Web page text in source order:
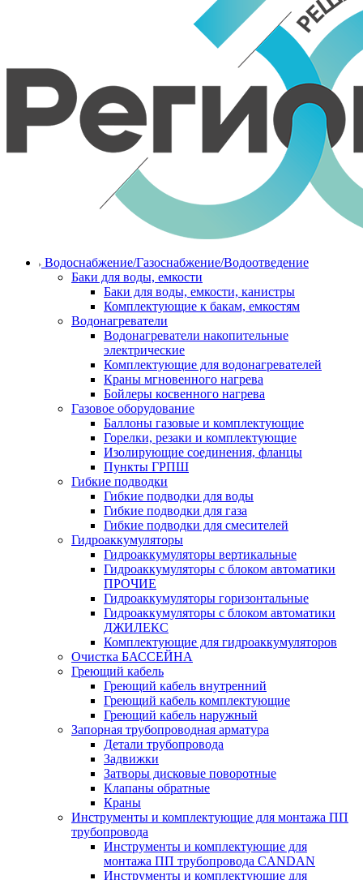
Водоснабжение/Газоснабжение/Водоотведение
Баки для воды, емкости
Баки для воды, емкости, канистры
Комплектующие к бакам, емкостям
Водонагреватели
Водонагреватели накопительные
электрические
Комплектующие для водонагревателей
Краны мгновенного нагрева
Бойлеры косвенного нагрева
Газовое оборудование
Баллоны газовые и комплектующие
Горелки, резаки и комплектующие
Изолирующие соединения, фланцы
Пункты ГРПШ
Гибкие подводки
Гибкие подводки для воды
Гибкие подводки для газа
Гибкие подводки для смесителей
Гидроаккумуляторы
Гидроаккумуляторы вертикальные
Гидроаккумуляторы с блоком автоматики
ПРОЧИЕ
Гидроаккумуляторы горизонтальные
Гидроаккумуляторы с блоком автоматики
ДЖИЛЕКС
Комплектующие для гидроаккумуляторов
Очистка БАССЕЙНА
Греющий кабель
Греющий кабель внутренний
Греющий кабель комплектующие
Греющий кабель наружный
Запорная трубопроводная арматура
Детали трубопровода
Задвижки
Затворы дисковые поворотные
Клапаны обратные
Краны
Инструменты и комплектующие для монтажа ПП
трубопровода
Инструменты и комплектующие для
монтажа ПП трубопровода CANDAN
Инструменты и комплектующие для